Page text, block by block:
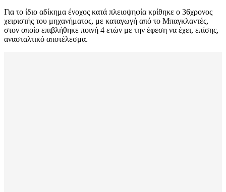
Για το ίδιο αδίκημα ένοχος κατά πλειοψηφία κρίθηκε ο 36χρονος
χειριστής του μηχανήματος, με καταγωγή από το Μπαγκλαντές,
στον οποίο επιβλήθηκε ποινή 4 ετών με την έφεση να έχει, επίσης,
ανασταλτικό αποτέλεσμα.